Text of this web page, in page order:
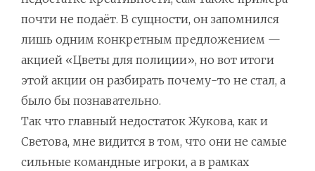
почти не подаёт. В сущности, он запомнился
лишь одним конкретным предложением —
акцией «Цветы для полиции», но вот итоги
этой акции он разбирать почему-то не стал, а
было бы познавательно.
Так что главный недостаток Жукова, как и
Светова, мне видится в том, что они не самые
сильные командные игроки, а в рамках